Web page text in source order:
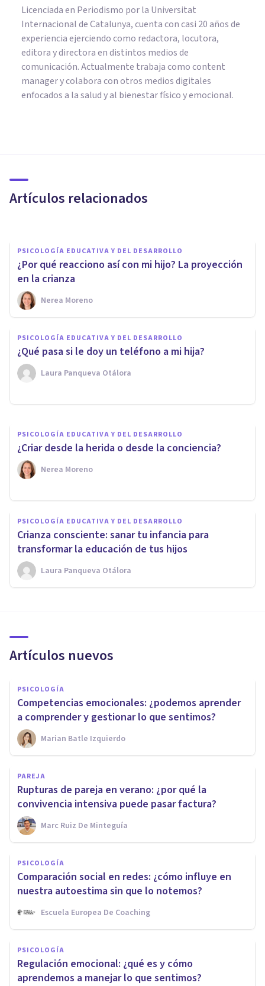
Licenciada en Periodismo por la Universitat
Internacional de Catalunya, cuenta con casi 20 años de
experiencia ejerciendo como redactora, locutora,
editora y directora en distintos medios de
comunicación. Actualmente trabaja como content
manager y colabora con otros medios digitales
enfocados a la salud y al bienestar físico y emocional.
Artículos relacionados
hijo adolescente)
PSICOLOGÍA EDUCATIVA Y DEL DESARROLLO
¿Por qué reacciono así con mi hijo? La proyección
en la crianza
Nerea Moreno
PSICOLOGÍA EDUCATIVA Y DEL DESARROLLO
¿Qué pasa si le doy un teléfono a mi hija?
Laura Panqueva Otálora
PSICOLOGÍA EDUCATIVA Y DEL DESARROLLO
El impacto de la crianza
autoritaria en la salud mental
infantil
PSICOLOGÍA EDUCATIVA Y DEL DESARROLLO
¿Criar desde la herida o desde la conciencia?
Nerea Moreno
PSICOLOGÍA EDUCATIVA Y DEL DESARROLLO
Crianza consciente: sanar tu infancia para
transformar la educación de tus hijos
Laura Panqueva Otálora
Artículos nuevos
PSICOLOGÍA
Competencias emocionales: ¿podemos aprender
a comprender y gestionar lo que sentimos?
Marian Batle Izquierdo
PAREJA
Rupturas de pareja en verano: ¿por qué la
convivencia intensiva puede pasar factura?
Marc Ruiz De Minteguía
PSICOLOGÍA
Comparación social en redes: ¿cómo influye en
nuestra autoestima sin que lo notemos?
Escuela Europea De Coaching
PSICOLOGÍA
Regulación emocional: ¿qué es y cómo
aprendemos a manejar lo que sentimos?